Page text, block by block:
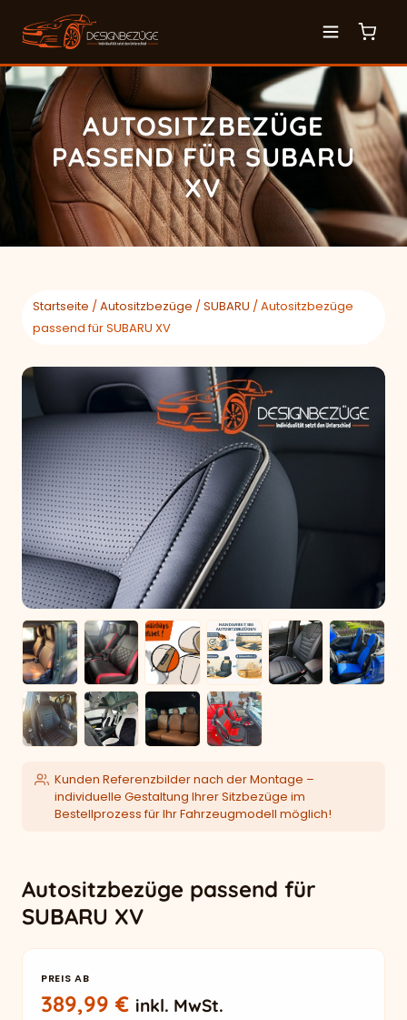
AUTOSITZBEZÜGE
PASSEND FÜR SUBARU
XV
Startseite /Autositzbezüge /SUBARU / Autositzbezüge
passend für SUBARU XV
Kunden Referenzbilder nach der Montage –
individuelle Gestaltung Ihrer Sitzbezüge im
Bestellprozess für Ihr Fahrzeugmodell möglich!
Autositzbezüge passend für
SUBARU XV
PREIS AB
389,99€ inkl. MwSt.